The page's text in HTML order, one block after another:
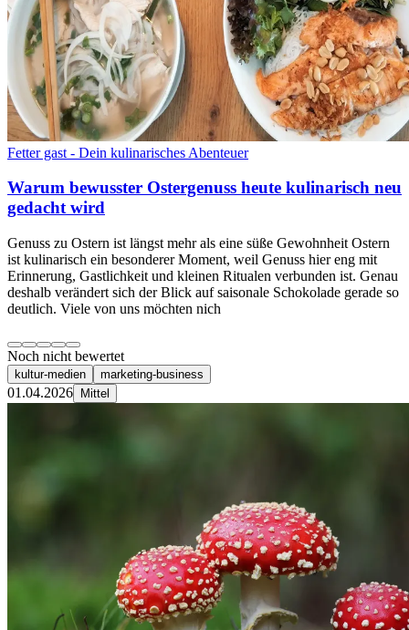
Fetter gast - Dein kulinarisches Abenteuer
Warum bewusster Ostergenuss heute kulinarisch neu
gedacht wird
Genuss zu Ostern ist längst mehr als eine süße Gewohnheit Ostern
ist kulinarisch ein besonderer Moment, weil Genuss hier eng mit
Erinnerung, Gastlichkeit und kleinen Ritualen verbunden ist. Genau
deshalb verändert sich der Blick auf saisonale Schokolade gerade so
deutlich. Viele von uns möchten nich
Noch nicht bewertet
kultur-medien marketing-business
01.04.2026 Mittel